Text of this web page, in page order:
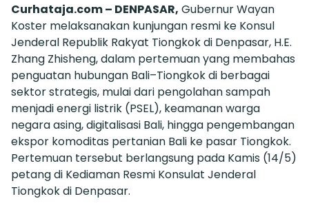
Curhataja.com – DENPASAR, Gubernur Wayan
Koster melaksanakan kunjungan resmi ke Konsul
Jenderal Republik Rakyat Tiongkok di Denpasar, H.E.
Zhang Zhisheng, dalam pertemuan yang membahas
penguatan hubungan Bali–Tiongkok di berbagai
sektor strategis, mulai dari pengolahan sampah
menjadi energi listrik (PSEL), keamanan warga
negara asing, digitalisasi Bali, hingga pengembangan
ekspor komoditas pertanian Bali ke pasar Tiongkok.
Pertemuan tersebut berlangsung pada Kamis (14/5)
petang di Kediaman Resmi Konsulat Jenderal
Tiongkok di Denpasar.